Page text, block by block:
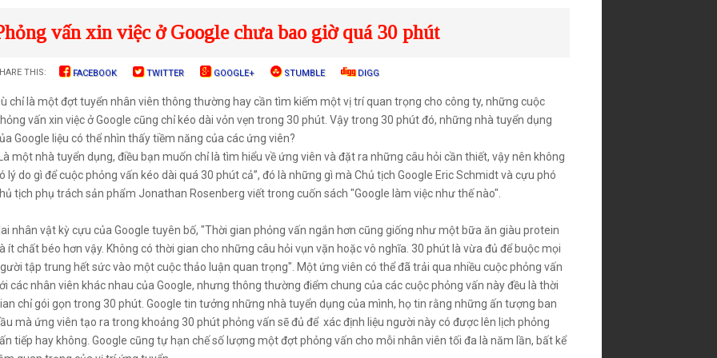
vấn xin việc ở Google chưa bao giờ quá 30 phút
THIS: FACEBOOK TWITTER GOOGLE+ STUMBLE DIGG
chỉ là một đợt tuyển nhân viên thông thường hay cần tìm kiếm một vị trí quan trọng cho công ty, những cuộc
vấn xin việc ở Google cũng chỉ kéo dài vỏn vẹn trong 30 phút. Vậy trong 30 phút đó, những nhà tuyển dụng
Google liệu có thể nhìn thấy tiềm năng của các ứng viên?
một nhà tuyển dụng, điều bạn muốn chỉ là tìm hiểu về ứng viên và đặt ra những câu hỏi cần thiết, vậy nên không
lý do gì để cuộc phỏng vấn kéo dài quá 30 phút cả”, đó là những gì mà Chủ tịch Google Eric Schmidt và cựu phó
tịch phụ trách sản phẩm Jonathan Rosenberg viết trong cuốn sách "Google làm việc như thế nào".
nhân vật kỳ cựu của Google tuyên bố, "Thời gian phỏng vấn ngắn hơn cũng giống như một bữa ăn giàu protein
ít chất béo hơn vậy. Không có thời gian cho những câu hỏi vụn vặn hoặc vô nghĩa. 30 phút là vừa đủ để buộc mọi
tập trung hết sức vào một cuộc thảo luận quan trọng". Một ứng viên có thể đã trải qua nhiều cuộc phỏng vấn
các nhân viên khác nhau của Google, nhưng thông thường điểm chung của các cuộc phỏng vấn này đều là thời
chỉ gói gọn trong 30 phút. Google tin tưởng những nhà tuyển dụng của mình, họ tin rằng những ấn tượng ban
mà ứng viên tạo ra trong khoảng 30 phút phỏng vấn sẽ đủ để xác định liệu người này có được lên lịch phỏng
tiếp hay không. Google cũng tự hạn chế số lượng một đợt phỏng vấn cho mỗi nhân viên tối đa là năm lần, bất kể